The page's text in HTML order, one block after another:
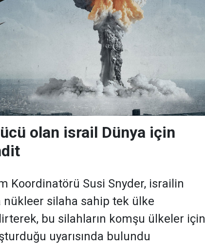
olan israil Dünya için
Koordinatörü Susi Snyder, israilin
nükleer silaha sahip tek ülke
bu silahların komşu ülkeler için
uyarısında bulundu